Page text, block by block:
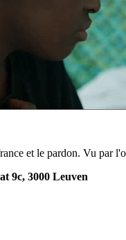
et le pardon. Vu par
9c, 3000 Leuven